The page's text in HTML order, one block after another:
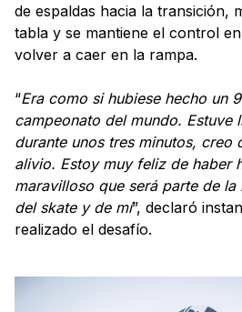
de espaldas hacia la transición,
tabla y se mantiene el control
volver a caer en la rampa.
“Era como si hubiese hecho un
campeonato del mundo. Estuve
durante unos tres minutos, creo
alivio. Estoy muy feliz de haber
maravilloso que será parte de la
del skate y de mí”, declaró
realizado el desafío.